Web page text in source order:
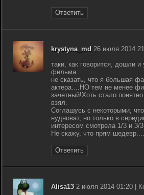
Ответить
krystyna_md 26 июля 2014
таки, как говорится, дошли и
фильма...
не сказать, что я большая
актера....НО тем не менее
зачетный!Хоть стало
взял.
Соглашусь с некоторыми,
нудноват, но только в
интересом смотрела 1/3 и 3/
Не скажу, что прям
Ответить
Alisa132 июля 2014 01:20 |